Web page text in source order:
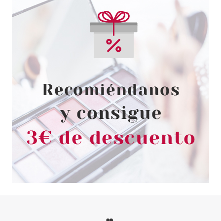
MAYBELLINE
MAYBELLINE COLOR SHOW
ESMALTE DE UÑAS 349 POWER
RED 7 ML S/ CAJA***
desde
1.00€